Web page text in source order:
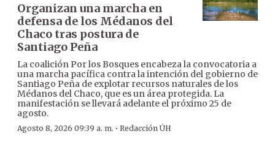
Organizan una marcha en
defensa de los Médanos del
Chaco tras postura de
Santiago Peña
La coalición Por los Bosques encabeza la convocatoria a
una marcha pacífica contra la intención del gobierno de
Santiago Peña de explotar recursos naturales de los
Médanos del Chaco, que es un área protegida. La
manifestación se llevará adelante el próximo 25 de
agosto.
Agosto 8, 2026 09:39 a. m. · Redacción ÚH